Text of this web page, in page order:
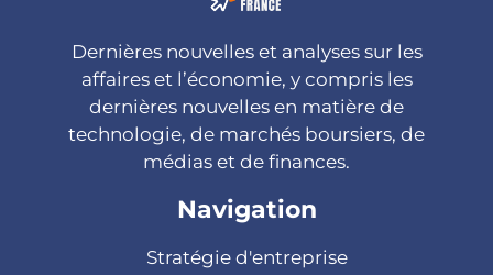
Dernières nouvelles et analyses sur les
affaires et l’économie, y compris les
dernières nouvelles en matière de
technologie, de marchés boursiers, de
médias et de finances.
Navigation
Stratégie d'entreprise